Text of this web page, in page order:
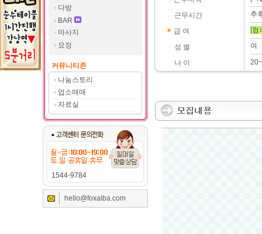
다방
BAR
마사지
요정
커뮤니티존
나눔스토리
업소매매
자료실
1544-9784
hello@foxalba.com
근무시간
급 여
성 별
나 이
추
[협
여